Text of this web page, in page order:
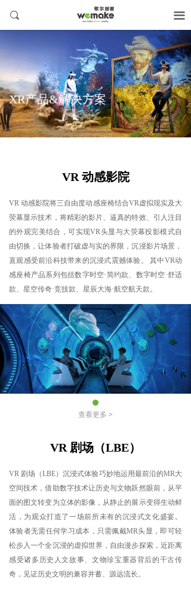
끀
끠
XR产品&解决方案
VR 剧场（LBE）
VR 剧场（LBE）沉浸式体验巧妙地运用最前沿的MR大
空间技术，借助数字技术让历史与文物跃然眼前，从平
面的图文转变为立体的影像，从静止的展示变得生动鲜
活，为观众打造了一场前所未有的沉浸式文化盛宴。
体验者无需任何学习成本，只需佩戴MR头显，即可轻
松步入一个全沉浸的虚拟世界，自由漫步探索，近距离
感受诸多历史人文故事、文物珍宝重器背后的千古传
奇，见证历史文明的兼容并蓄、源远流长。
VR 动感影院
VR 动感影院将三自由度动感座椅结合VR虚拟现实及大
荧幕显示技术，将精彩的影片、逼真的特效、引人注目
的外观完美结合，可实现VR头显与大荧幕投影模式自
由切换，让体验者打破虚与实的界限，沉浸影片场景，
直观感受前沿科技带来的沉浸式震撼体验。 其中VR动
感座椅产品系列包括数字时空·简约款、数字时空·舒适
款、星空传奇·竞技款、星辰大海·航空航天款。
查看更多 >